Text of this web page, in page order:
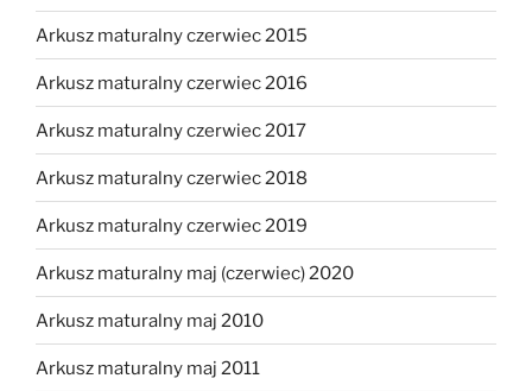
Arkusz maturalny czerwiec 2015
Arkusz maturalny czerwiec 2016
Arkusz maturalny czerwiec 2017
Arkusz maturalny czerwiec 2018
Arkusz maturalny czerwiec 2019
Arkusz maturalny maj (czerwiec) 2020
Arkusz maturalny maj 2010
Arkusz maturalny maj 2011